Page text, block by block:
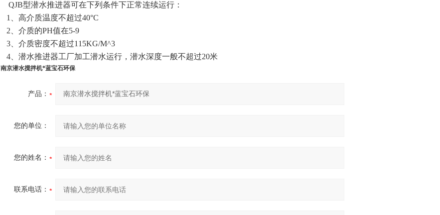
QJB型潜水推进器可在下列条件下正常连续运行：
1、 高介质温度不超过40°C
2、介质的PH值在5-9
3、介质密度不超过115KG/M^3
4、潜水推进器工厂加工潜水运行，潜水深度一般不超过20米
南京潜水搅拌机*蓝宝石环保
产品：
您的单位：
您的姓名：
联系电话：